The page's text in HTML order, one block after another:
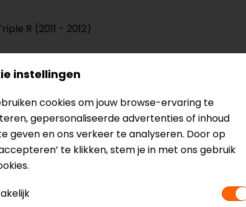
R (2011 - 2012)
Model
TS6101
Kleur N.v.t.
instellingen
cookies om jouw browse-ervaring te
gepersonaliseerde advertenties of inhoud
geven en ons verkeer te analyseren. Door op
te klikken, stem je in met ons gebruik